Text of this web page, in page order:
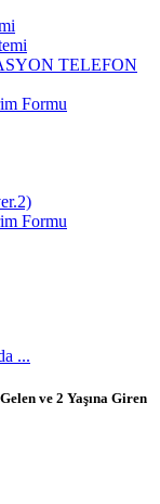
TELEFON
Formu
Formu
...
ve 2 Yaşına Giren